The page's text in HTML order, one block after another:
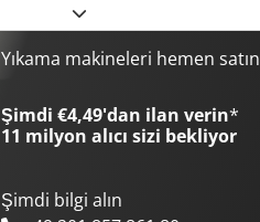
Yıkama makineleri hemen satın
Şimdi €4,49'dan ilan verin*
11 milyon alıcı sizi bekliyor
Şimdi bilgi alın